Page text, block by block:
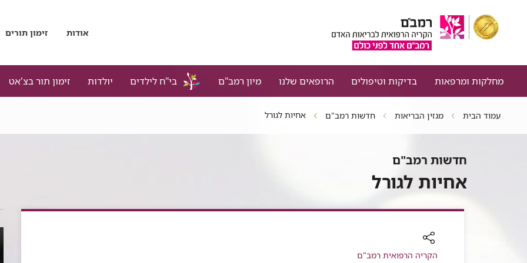
אודות זימון תורים
מחלקות ומרפאות בדיקות וטיפולים הרופאים שלנו מיון רמב"ם בי"ח לילדים יולדות זימון תור בצ'אט
עמוד הבית מגזין הבריאות חדשות רמב"ם אחיות לגורל
חדשות רמב"ם
אחיות לגורל
רכיב
הקריה הרפואית רמב"ם